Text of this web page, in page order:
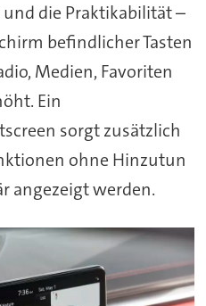
die Praktikabilität –
befindlicher Tasten
Medien, Favoriten
Ein
sorgt zusätzlich
ohne Hinzutun
angezeigt werden.